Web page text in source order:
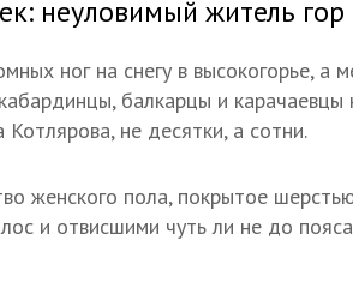
неуловимый житель гор
ног на снегу в высокогорье, а
балкарцы и карачаевцы
не десятки, а сотни.
женского пола, покрытое
и отвисшими чуть ли не до